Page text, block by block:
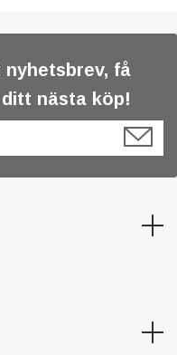
nyhetsbrev, få
nästa köp!